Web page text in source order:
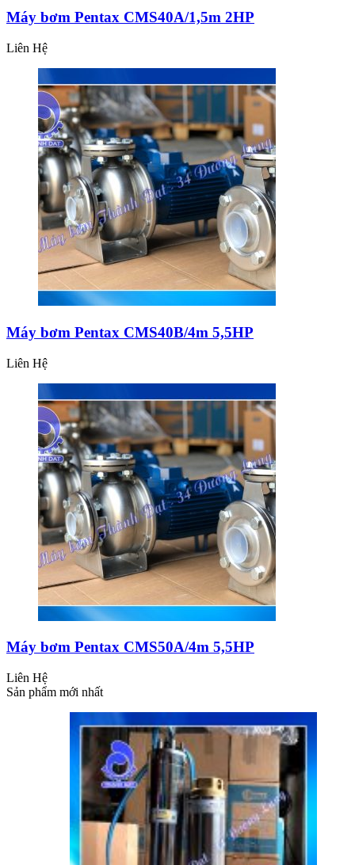
Máy bơm Pentax CMS40A/1,5m 2HP
Liên Hệ
Máy bơm Pentax CMS40B/4m 5,5HP
Liên Hệ
Máy bơm Pentax CMS50A/4m 5,5HP
Liên Hệ
Sản phẩm mới nhất